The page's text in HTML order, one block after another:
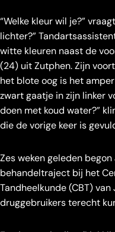
“Welke kleur wil je?”
lichter?”
witte kleuren naast de
(24) uit Zutphen. Zijn
het blote oog is het
zwart gaatje in zijn linker
doen met koud water?”
die de vorige keer is
Zes weken geleden
behandeltraject bij het
Tandheelkunde (CBT)
druggebruikers terecht